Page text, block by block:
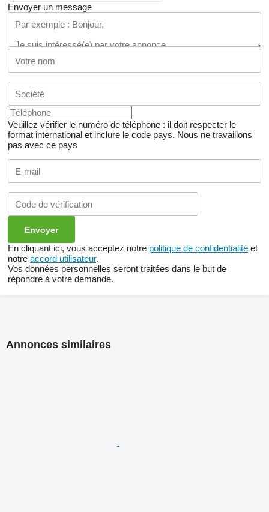
Envoyer un message
Veuillez vérifier le numéro de téléphone : il doit respecter le
format international et inclure le code pays. Nous ne travaillons
pas avec ce pays
En cliquant ici, vous acceptez notre politique de confidentialité et
notre accord utilisateur.
Vos données personnelles seront traitées dans le but de
répondre à votre demande.
Annonces similaires